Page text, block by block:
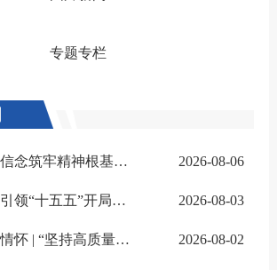
专题专栏
以坚定的理想信念筑牢精神根基——习近平党建思想理论品格系列述评之一 2026-08-06
习近平总书记引领“十五五”开局之年中国经济破浪前行 2026-08-03
总书记的人民情怀 | “坚持高质量发展要成为领导干部政绩观的重要内容” 2026-08-02